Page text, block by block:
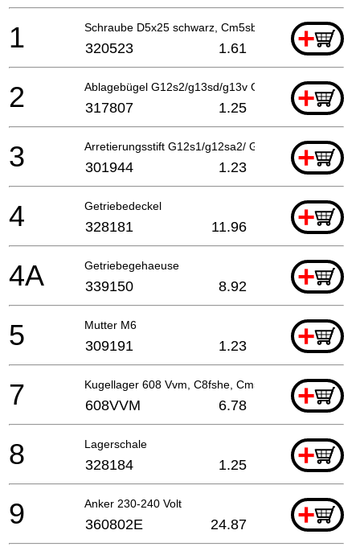
Schraube D5x25 schwarz, Cm5sb +
1 320523 1.61
Ablagebügel G12s2/g13sd/g13v G13yd +
2 317807 1.25
Arretierungsstift G12s1/g12sa2/ G13yb1/g13v/g13yd
+
3 301944 1.23
Getriebedeckel +
4 328181 11.96
Getriebegehaeuse +
4A 339150 8.92
Mutter M6 +
5 309191 1.23
Kugellager 608 Vvm, C8fshe, Cm5sb, C8fse, H41mb
+
7 608VVM 6.78
Lagerschale +
8 328184 1.25
Anker 230-240 Volt +
9 360802E 24.87